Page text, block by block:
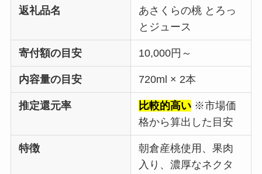
返礼品名
あさくらの桃 とろっ
とジュース
寄付額の目安 10,000円～
内容量の目安 720ml × 2本
推定還元率 比較的高い ※市場価
格から算出した目安
特徴
朝倉産桃使用、果肉
入り、濃厚なネクタ